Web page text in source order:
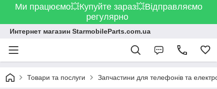
Ми працюємо💥Купуйте зараз💥Відправляємо
регулярно
Интернет магазин StarmobileParts.com.ua
Товари та послуги Запчастини для телефонів та